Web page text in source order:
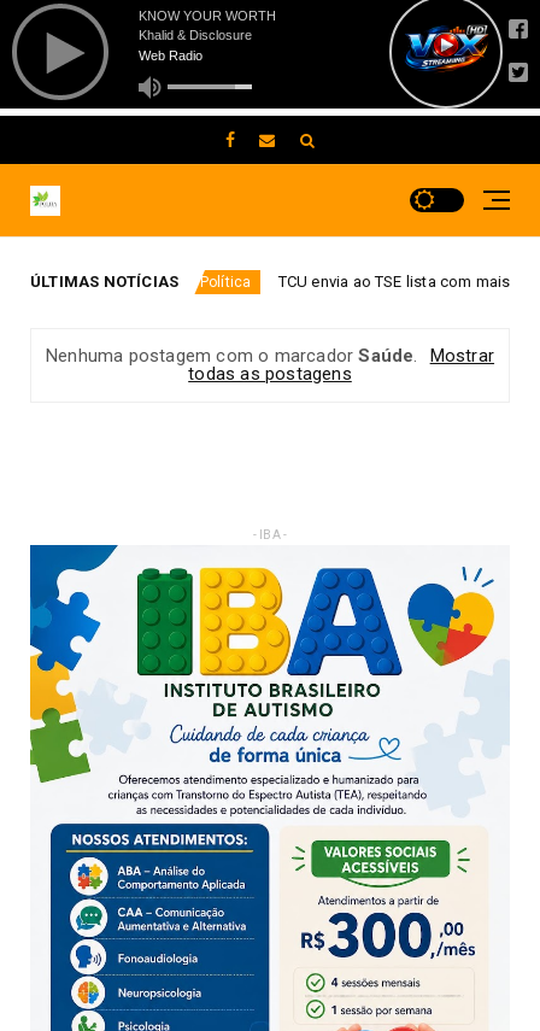
ÚLTIMAS NOTÍCIAS
DF Política TCU envia ao TSE lista com mais de 6 mil
Nenhuma postagem com o marcadorSaúde.
Mostrar
todas as postagens
- IBA -